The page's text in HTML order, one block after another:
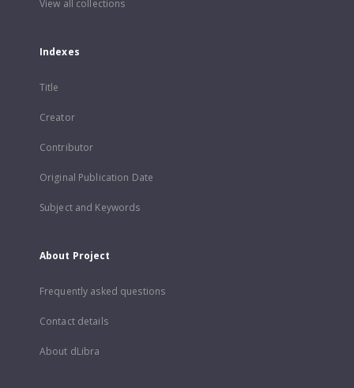
View all collections
Indexes
Title
Creator
Contributor
Original Publication Date
Subject and Keywords
About Project
Frequently asked questions
Contact details
About dLibra